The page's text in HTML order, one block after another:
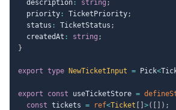
  description
: string ;
  priority
: TicketPriority;
  status
: TicketStatus ;
  createdAt
: string ;
}
export type NewTicketInput = Pick<
export const useTicketStore =
const tickets = ref<Ticket >( ) ;